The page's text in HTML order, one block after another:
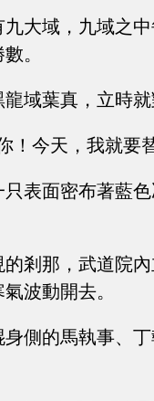
大域，九域之
。
域葉真，立時
！今天，我就要
表面密布著藍
剎那，武道院
波動開去。
側的馬執事、